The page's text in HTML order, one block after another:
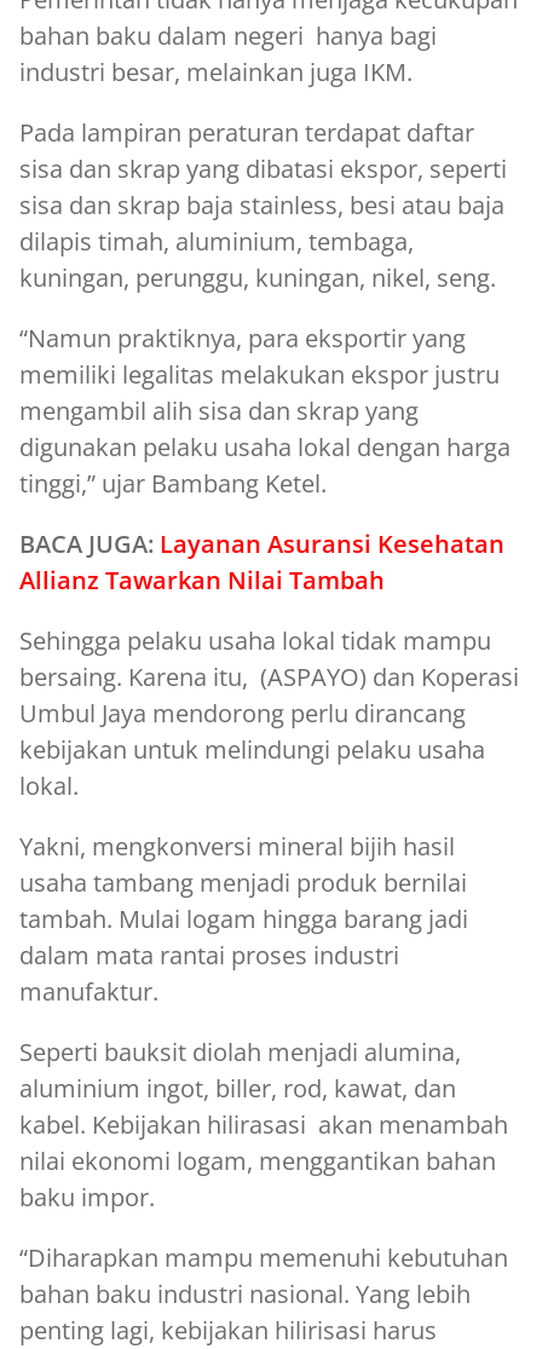
bahan baku dalam negeri hanya bagi
industri besar, melainkan juga IKM.
Pada lampiran peraturan terdapat daftar
sisa dan skrap yang dibatasi ekspor, seperti
sisa dan skrap baja stainless, besi atau baja
dilapis timah, aluminium, tembaga,
kuningan, perunggu, kuningan, nikel, seng.
“Namun praktiknya, para eksportir yang
memiliki legalitas melakukan ekspor justru
mengambil alih sisa dan skrap yang
digunakan pelaku usaha lokal dengan harga
tinggi,” ujar Bambang Ketel.
BACA JUGA: Layanan Asuransi Kesehatan
Allianz Tawarkan Nilai Tambah
Sehingga pelaku usaha lokal tidak mampu
bersaing. Karena itu, (ASPAYO) dan Koperasi
Umbul Jaya mendorong perlu dirancang
kebijakan untuk melindungi pelaku usaha
lokal.
Yakni, mengkonversi mineral bijih hasil
usaha tambang menjadi produk bernilai
tambah. Mulai logam hingga barang jadi
dalam mata rantai proses industri
manufaktur.
Seperti bauksit diolah menjadi alumina,
aluminium ingot, biller, rod, kawat, dan
kabel. Kebijakan hilirasasi akan menambah
nilai ekonomi logam, menggantikan bahan
baku impor.
“Diharapkan mampu memenuhi kebutuhan
bahan baku industri nasional. Yang lebih
penting lagi, kebijakan hilirisasi harus